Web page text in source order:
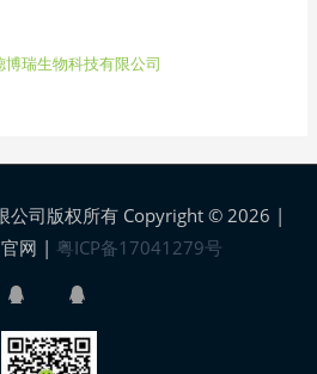
博瑞生物科技有限公司
公司版权所有 Copyright © 2026 |
网 | 粤ICP备17041279号